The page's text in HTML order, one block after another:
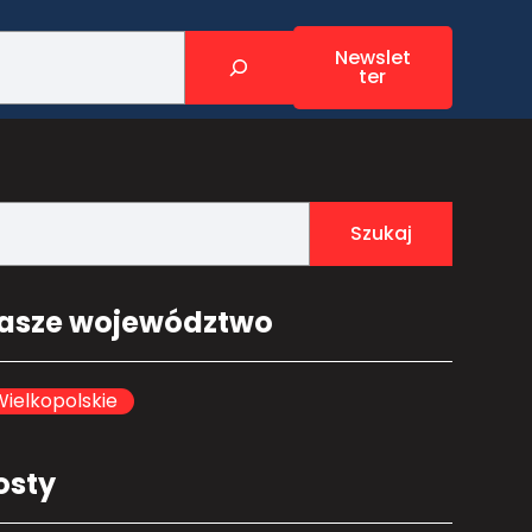
Newslet
ter
Szukaj
województwo